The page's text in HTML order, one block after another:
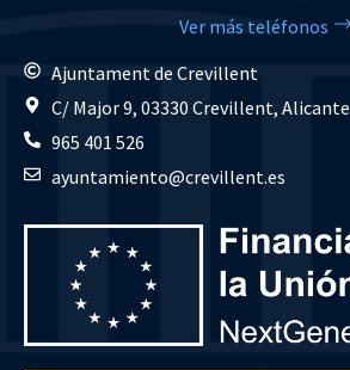
Ver más teléfonos
Ajuntament de Crevillent
C/ Major 9, 03330 Crevillent, Alicante
965 401 526
ayuntamiento@crevillent.es